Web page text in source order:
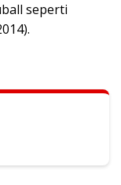
seperti